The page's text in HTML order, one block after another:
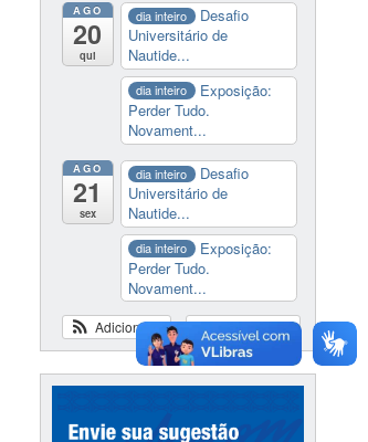
AGO
20
qui
dia inteiro
Desafio
Universitário de
Nautide...
dia inteiro
Exposição:
Perder Tudo.
Novament...
AGO
21
sex
dia inteiro
Desafio
Universitário de
Nautide...
dia inteiro
Exposição:
Perder Tudo.
Novament...
Ver calendário
Adicionar